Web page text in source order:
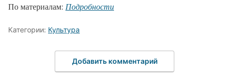
По материалам: Подробности
Категории: Культура
Добавить комментарий